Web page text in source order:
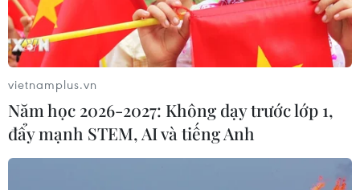
vietnamplus.vn
Năm học 2026-2027: Không dạy trước lớp 1,
đẩy mạnh STEM, AI và tiếng Anh